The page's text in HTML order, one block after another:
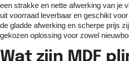
een strakke en nette afwerking van je
uit voorraad leverbaar en geschikt
de gladde afwerking en scherpe prijs
gekozen oplossing voor zowel
Wat zijn MDF